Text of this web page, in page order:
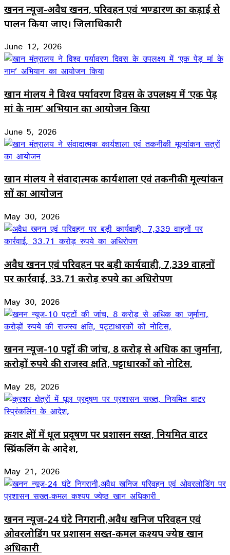
खनन न्यूज-अवैध खनन, परिवहन एवं भण्डारण का कड़ाई से
पालन किया जाए। जिलाधिकारी
June 12, 2026
खान मंत्रालय ने विश्व पर्यावरण दिवस के उपलक्ष्य में ‘एक पेड़
मां के नाम’ अभियान का आयोजन किया
June 5, 2026
खान मंत्रालय ने संवादात्मक कार्यशाला एवं तकनीकी मूल्यांकन
सत्रों का आयोजन
May 30, 2026
अवैध खनन एवं परिवहन पर बड़ी कार्यवाही, 7,339 वाहनों
पर कार्रवाई, 33.71 करोड़ रुपये का अधिरोपण
May 30, 2026
खनन न्यूज-10 पट्टों की जांच, 8 करोड़ से अधिक का जुर्माना,
करोड़ों रुपये की राजस्व क्षति, पट्टाधारकों को नोटिस,
May 28, 2026
क्रशर क्षेत्रों में धूल प्रदूषण पर प्रशासन सख्त, नियमित वाटर
स्प्रिंकलिंग के आदेश,
May 21, 2026
खनन न्यूज-24 घंटे निगरानी,अवैध खनिज परिवहन एवं
ओवरलोडिंग पर प्रशासन सख्त-कमल कश्यप ज्येष्ठ खान
अधिकारी